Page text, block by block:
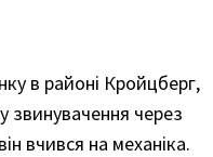
в районі Кройцберг,
звинувачення через
вчився на механіка.